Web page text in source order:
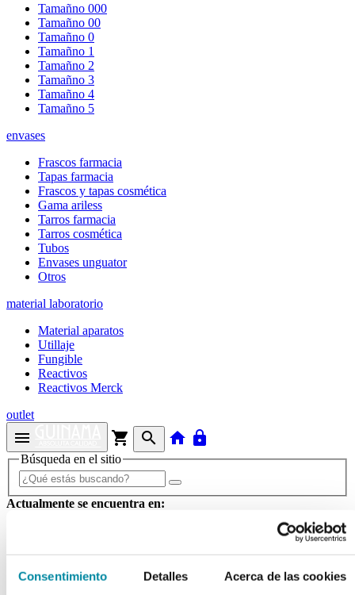
Consentimiento Detalles Acerca de las cookies
Tamañno 000
Tamañno 00
Tamañno 0
Tamañno 1
Tamañno 2
Tamañno 3
Tamañno 4
Tamañno 5
envases
Frascos farmacia
Tapas farmacia
Frascos y tapas cosmética
Gama ariless
Tarros farmacia
Tarros cosmética
Tubos
Envases unguator
Otros
material laboratorio
Material aparatos
Utillaje
Fungible
Reactivos
Reactivos Merck
outlet
menu shopping_cart search home lock
Búsqueda en el sitio
Actualmente se encuentra en:
MINOXIDIL BLANCO C/TAPA 10Ud